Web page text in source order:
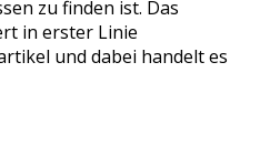
zu finden ist. Das
in erster Linie
und dabei handelt es